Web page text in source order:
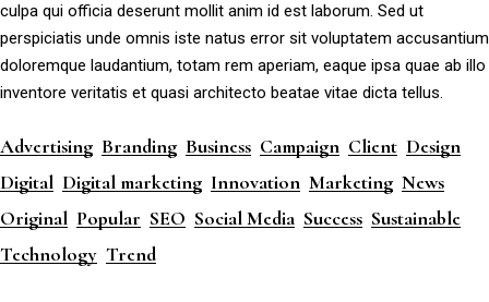
culpa qui officia deserunt mollit anim id est laborum. Sed ut
perspiciatis unde omnis iste natus error sit voluptatem accusantium
doloremque laudantium, totam rem aperiam, eaque ipsa quae ab illo
inventore veritatis et quasi architecto beatae vitae dicta tellus.
Advertising Branding Business Campaign Client Design
Digital Digital marketing Innovation Marketing News
Original Popular SEO Social Media Success Sustainable
Technology Trend